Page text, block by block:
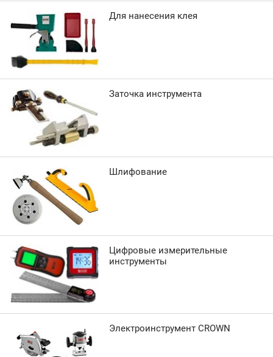
Для нанесения клея
Заточка инструмента
Шлифование
Цифровые измерительные
инструменты
Электроинструмент CROWN